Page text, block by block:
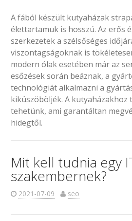
A fából készült kutyaházak
élettartamuk is hosszú. Az erős
szerkezetek a szélsőséges
viszontagságoknak is
modern ólak esetében már az
esőzések során beáznak, a
technológiát alkalmazni a
kiküszöböljék. A
tehetünk, ami garantáltan
hidegtől.
Mit kell tudnia egy
szakembernek?
2021-07-09 seo